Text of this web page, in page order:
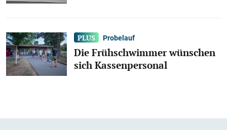
Probelauf
Die Frühschwimmer wünschen
sich Kassenpersonal